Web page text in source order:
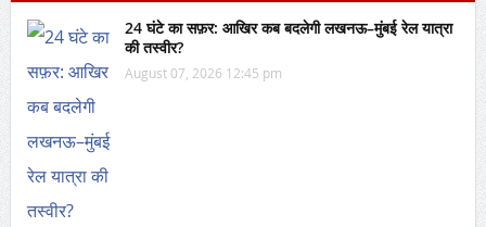
24 घंटे का सफ़र: आखिर कब बदलेगी लखनऊ–मुंबई रेल यात्रा
की तस्वीर?
August 07, 2026 12:45 pm